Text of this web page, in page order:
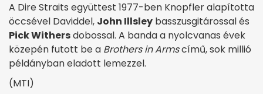
A Dire Straits együttest 1977-ben Knopfler alapította
öccsével Daviddel, John Illsley basszusgitárossal és
Pick Withersdobossal. A banda a nyolcvanas évek
közepén futott be a Brothers in Armscímű, sok millió
példányban eladott lemezzel.
(MTI)